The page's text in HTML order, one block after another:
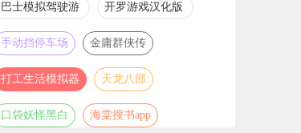
巴士模拟驾驶游
戏合集
开罗游戏汉化版
大全
手动挡停车场
金庸群侠传
打工生活模拟器 天龙八部
口袋妖怪黑白 海棠搜书app